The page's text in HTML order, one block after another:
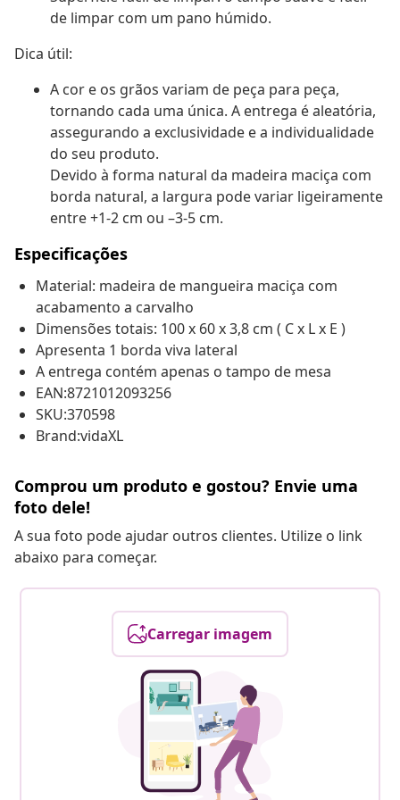
de limpar com um pano húmido.
Dica útil:
A cor e os grãos variam de peça para peça,
tornando cada uma única. A entrega é aleatória,
assegurando a exclusividade e a individualidade
do seu produto.
Devido à forma natural da madeira maciça com
borda natural, a largura pode variar ligeiramente
entre +1-2 cm ou –3-5 cm.
Especificações
Material: madeira de mangueira maciça com
acabamento a carvalho
Dimensões totais: 100 x 60 x 3,8 cm ( C x L x E )
Apresenta 1 borda viva lateral
A entrega contém apenas o tampo de mesa
EAN:8721012093256
SKU:370598
Brand:vidaXL
Comprou um produto e gostou? Envie uma
foto dele!
A sua foto pode ajudar outros clientes. Utilize o link
abaixo para começar.
Carregar imagem